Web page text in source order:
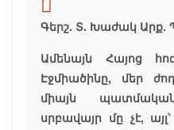
Գերշ. Տ. Խաժակ Արք.
Ամենայն Հայոց
Էջմիածինը, մեր
միայն
սրբավայր մը չէ,